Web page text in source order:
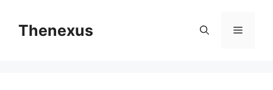
contentThenexus Menu